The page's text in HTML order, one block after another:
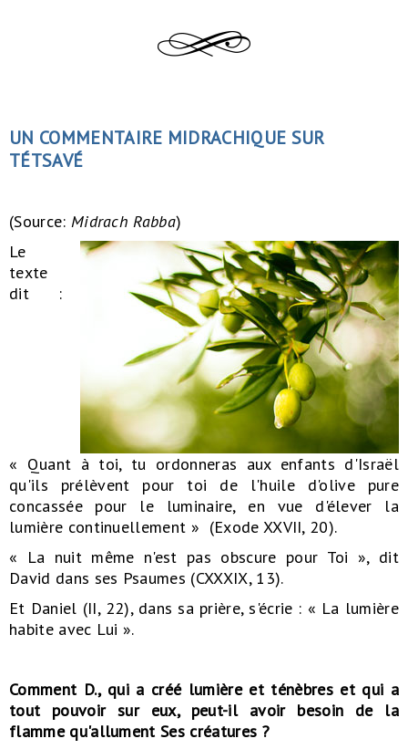
UN COMMENTAIRE MIDRACHIQUE SUR
TÉTSAVÉ
(Source: Midrach Rabba)
Le
texte
dit :
« Quant à toi, tu ordonneras aux enfants d'Israël
qu'ils prélèvent pour toi de l'huile d'olive pure
concassée pour le luminaire, en vue d'élever la
lumière continuellement » (Exode XXVII, 20).
« La nuit même n'est pas obscure pour Toi », dit
David dans ses Psaumes (CXXXIX, 13).
Et Daniel (II, 22), dans sa prière, s'écrie : « La lumière
habite avec Lui ».
Comment D., qui a créé lumière et ténèbres et qui a
tout pouvoir sur eux, peut-il avoir besoin de la
flamme qu'allument Ses créatures ?